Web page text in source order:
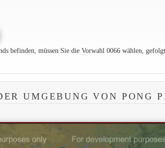
befinden, müssen Sie die Vorwahl 0066 wählen,
UMGEBUNG VON PONG